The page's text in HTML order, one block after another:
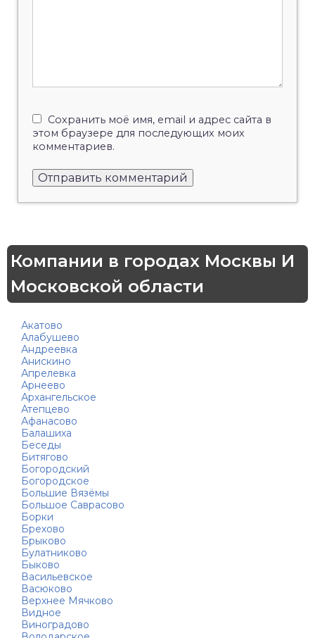
Сохранить моё имя, email и адрес сайта в
этом браузере для последующих моих
комментариев.
Компании в городах Москвы И
Московской области
Акатово
Алабушево
Андреевка
Анискино
Апрелевка
Арнеево
Архангельское
Атепцево
Афанасово
Балашиха
Беседы
Битягово
Богородский
Богородское
Большие Вязёмы
Большое Саврасово
Борки
Брехово
Брыково
Булатниково
Быково
Васильевское
Васюково
Верхнее Мячково
Видное
Виноградово